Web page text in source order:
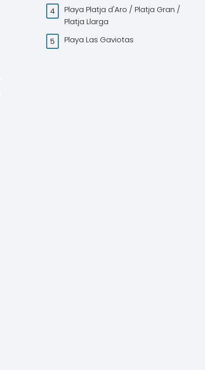
Playa Platja d'Aro / Platja Gran /
Platja Llarga
Playa Las Gaviotas